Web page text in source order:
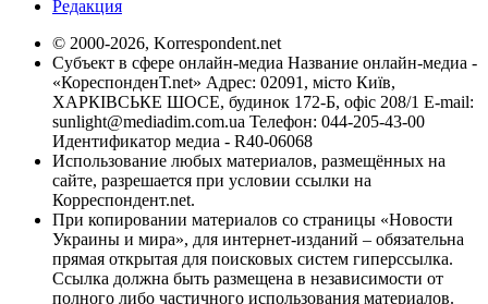
Редакция
© 2000-2026, Korrespondent.net
Субъект в сфере онлайн-медиа Название онлайн-медиа -
«КореспонденТ.net» Адрес: 02091, місто Київ,
ХАРКІВСЬКЕ ШОСЕ, будинок 172-Б, офіс 208/1 E-mail:
sunlight@mediadim.com.ua Телефон: 044-205-43-00
Идентификатор медиа - R40-06068
Использование любых материалов, размещённых на
сайте, разрешается при условии ссылки на
Корреспондент.net.
При копировании материалов со страницы «Новости
Украины и мира», для интернет-изданий – обязательна
прямая открытая для поисковых систем гиперссылка.
Ссылка должна быть размещена в независимости от
полного либо частичного использования материалов.